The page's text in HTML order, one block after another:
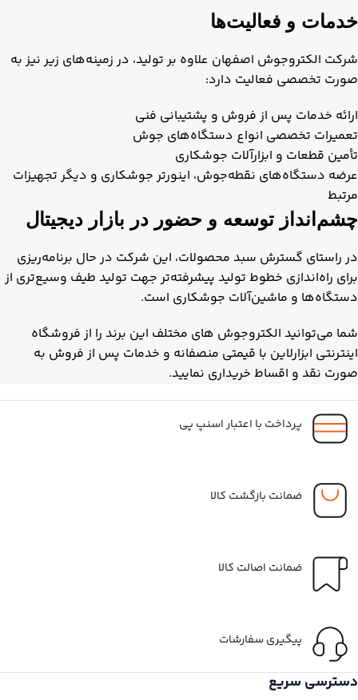
خدمات و فعالیت‌ها
شرکت الکتروجوش اصفهان علاوه بر تولید، در زمینه‌های زیر نیز به
صورت تخصصی فعالیت دارد:
ارائه خدمات پس از فروش و پشتیبانی فنی
تعمیرات تخصصی انواع دستگاه‌های جوش
تأمین قطعات و ابزارآلات جوشکاری
عرضه دستگاه‌های نقطه‌جوش، اینورتر جوشکاری و دیگر تجهیزات
مرتبط
چشم‌انداز توسعه و حضور در بازار دیجیتال
در راستای گسترش سبد محصولات، این شرکت در حال برنامه‌ریزی
برای راه‌اندازی خطوط تولید پیشرفته‌تر جهت تولید طیف وسیع‌تری از
دستگاه‌ها و ماشین‌آلات جوشکاری است.
شما می‌توانید الکتروجوش های مختلف این برند را از فروشگاه
اینترنتی ابزارلاین با قیمتی منصفانه و خدمات پس از فروش به
صورت نقد و اقساط خریداری نمایید.
پرداخت با اعتبار اسنپ پی
ضمانت بازگشت کالا
ضمانت اصالت کالا
پیگیری سفارشات
دسترسی سریع